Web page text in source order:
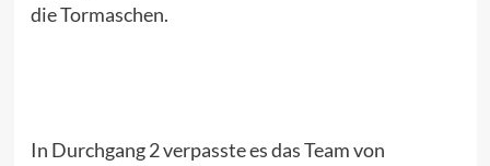
die Tormaschen.
In Durchgang 2 verpasste es das Team von